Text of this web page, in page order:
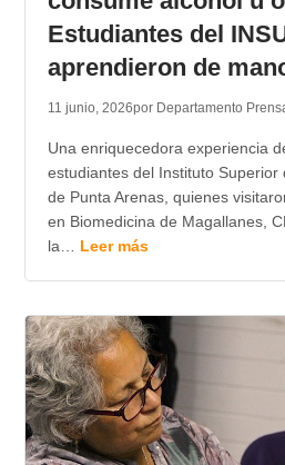
Estudiantes del
aprendieron de
11 junio, 2026por Departamento
Una enriquecedora experiencia
estudiantes del Instituto Superior
de Punta Arenas, quienes
en Biomedicina de Magallanes,
la… Leer más